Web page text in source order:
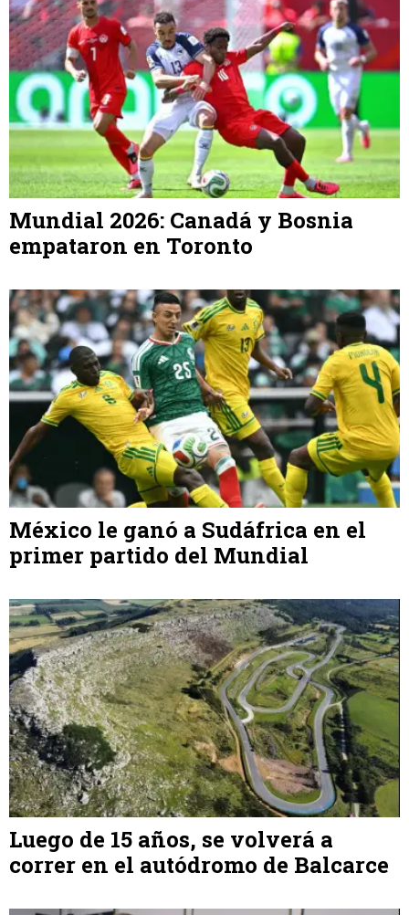
Mundial 2026: Canadá y Bosnia
empataron en Toronto
México le ganó a Sudáfrica en el
primer partido del Mundial
Luego de 15 años, se volverá a
correr en el autódromo de Balcarce